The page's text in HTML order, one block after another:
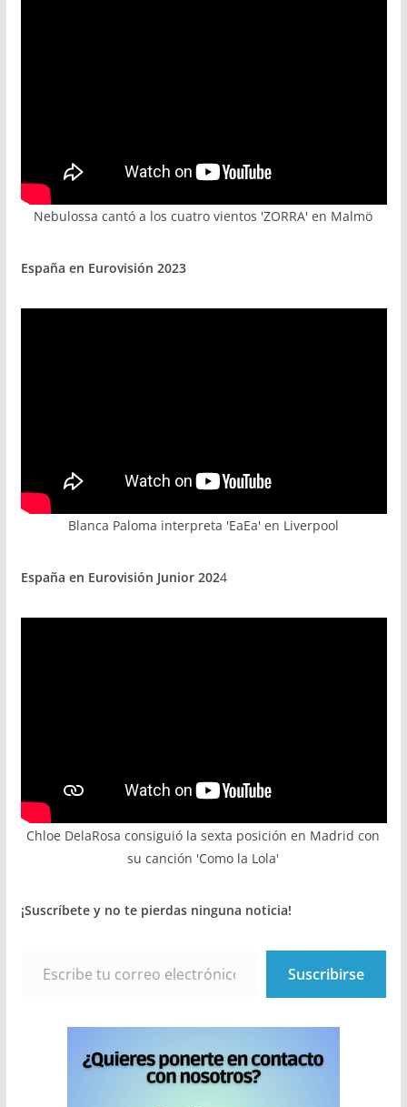
Nebulossa cantó a los cuatro vientos 'ZORRA' en Malmö
España en Eurovisión 2023
Blanca Paloma interpreta 'EaEa' en Liverpool
España en Eurovisión Junior 2024
Chloe DelaRosa consiguió la sexta posición en Madrid con
su canción 'Como la Lola'
¡Suscríbete y no te pierdas ninguna noticia!
Suscribirse